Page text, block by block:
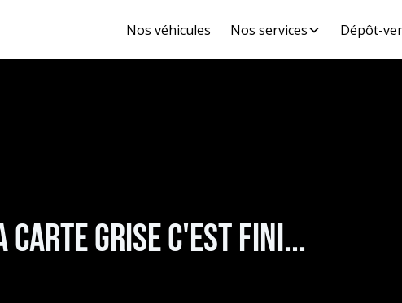
Nos véhicules Nos services Dépôt-
carte grise c'est fini...